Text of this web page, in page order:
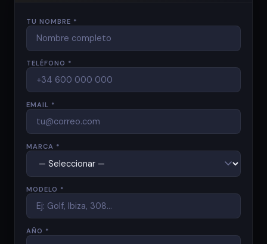
TU NOMBRE *
TELÉFONO *
EMAIL *
MARCA *
MODELO *
AÑO *